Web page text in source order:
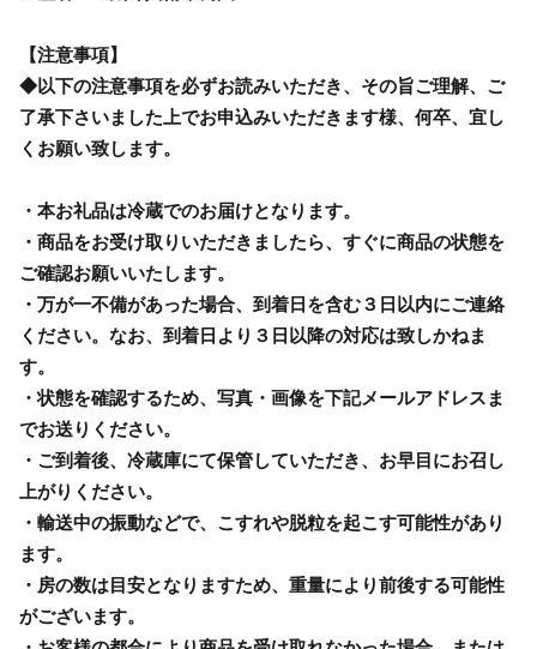
【注意事項】
◆以下の注意事項を必ずお読みいただき、その旨ご理解、ご
了承下さいました上でお申込みいただきます様、何卒、宜し
くお願い致します。
・本お礼品は冷蔵でのお届けとなります。
・商品をお受け取りいただきましたら、すぐに商品の状態を
ご確認お願いいたします。
・万が一不備があった場合、到着日を含む３日以内にご連絡
ください。なお、到着日より３日以降の対応は致しかねま
す。
・状態を確認するため、写真・画像を下記メールアドレスま
でお送りください。
・ご到着後、冷蔵庫にて保管していただき、お早目にお召し
上がりください。
・輸送中の振動などで、こすれや脱粒を起こす可能性があり
ます。
・房の数は目安となりますため、重量により前後する可能性
がございます。